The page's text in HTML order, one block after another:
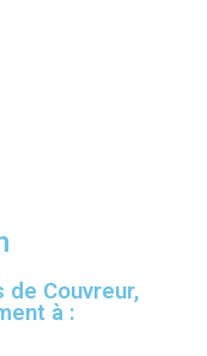
Couvreur,
à :